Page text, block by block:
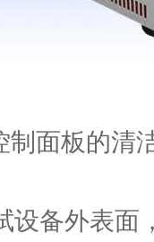
面板的清
备外表面